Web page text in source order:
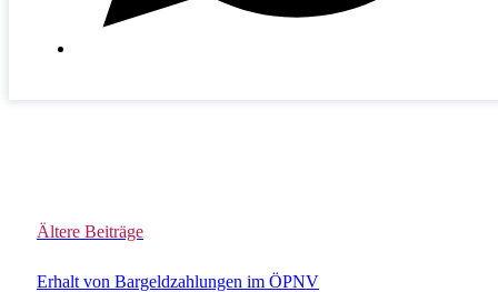
Ältere Beiträge
Erhalt von Bargeldzahlungen im ÖPNV